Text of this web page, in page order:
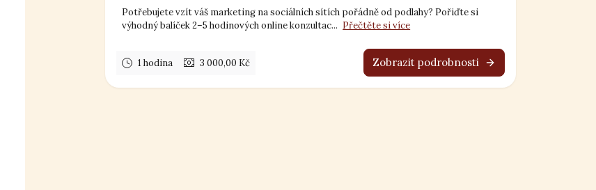
Potřebujete vzít váš marketing na sociálních sítích pořádně od podlahy? Pořiďte si
výhodný balíček 2–5 hodinových online konzultac... Přečtěte si více
1 hodina 3 000,00 Kč Zobrazit podrobnosti